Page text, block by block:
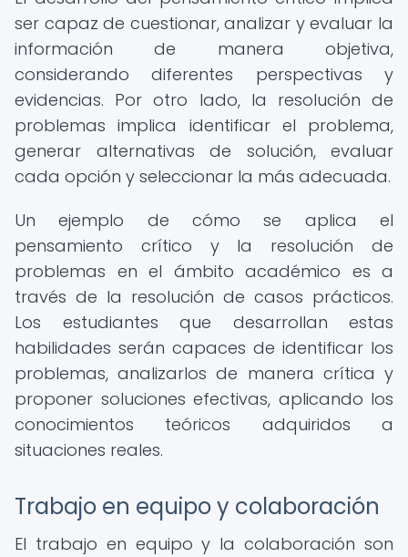
ser capaz de cuestionar, analizar y evaluar la
información de manera objetiva,
considerando diferentes perspectivas y
evidencias. Por otro lado, la resolución de
problemas implica identificar el problema,
generar alternativas de solución, evaluar
cada opción y seleccionar la más adecuada.
Un ejemplo de cómo se aplica el
pensamiento crítico y la resolución de
problemas en el ámbito académico es a
través de la resolución de casos prácticos.
Los estudiantes que desarrollan estas
habilidades serán capaces de identificar los
problemas, analizarlos de manera crítica y
proponer soluciones efectivas, aplicando los
conocimientos teóricos adquiridos a
situaciones reales.
Trabajo en equipo y colaboración
El trabajo en equipo y la colaboración son